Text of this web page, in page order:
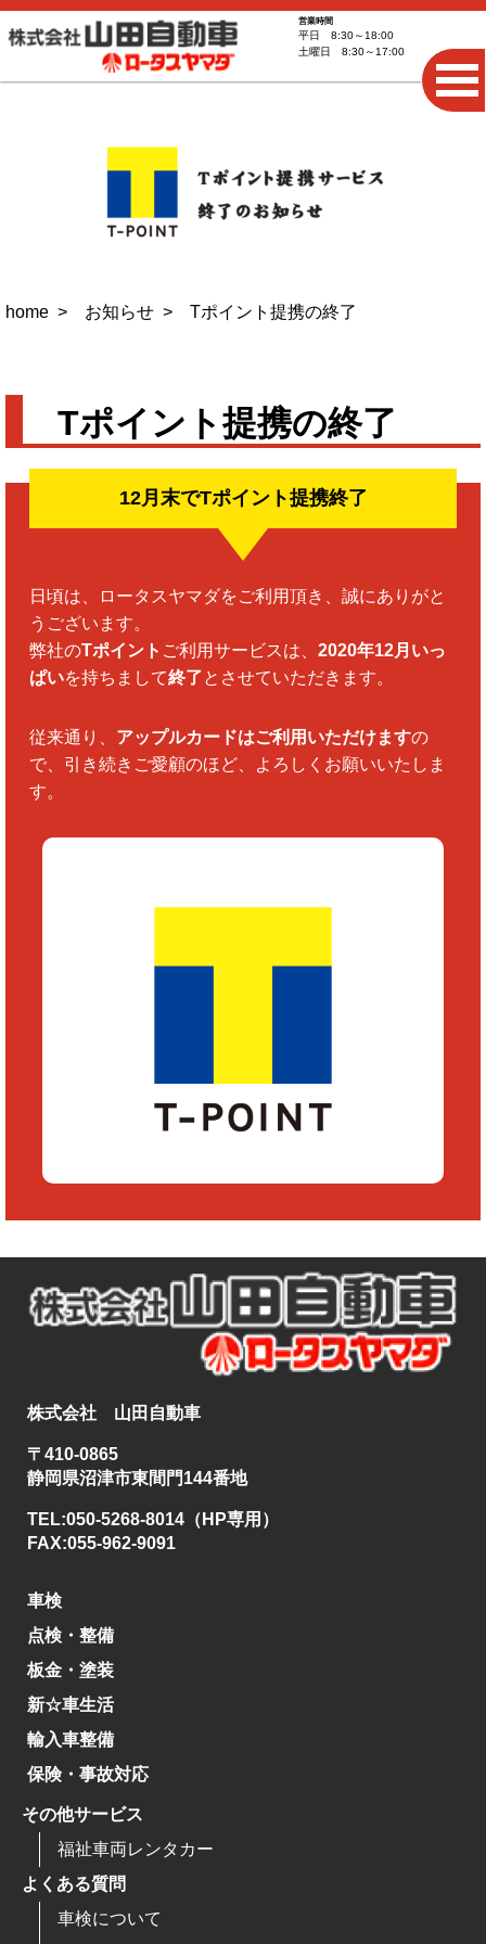
営業時間
平日 8:30～18:00
土曜日 8:30～17:00
home お知らせ Tポイント提携の終了
Tポイント提携の終了
12月末でTポイント提携終了
日頃は、ロータスヤマダをご利用頂き、誠にありがと
うございます。
弊社のTポイント ご利用サービスは、 2020年12月いっ
ぱいを持ちまして終了とさせていただきます。
従来通り、 アップルカードはご利用いただけますの
で、引き続きご愛顧のほど、よろしくお願いいたしま
す。
株式会社 山田自動車
〒410-0865
静岡県沼津市東間門144番地
TEL:050-5268-8014（HP専用）
FAX:055-962-9091
車検
点検・整備
板金・塗装
新☆車生活
輸入車整備
保険・事故対応
その他サービス
福祉車両レンタカー
よくある質問
車検について